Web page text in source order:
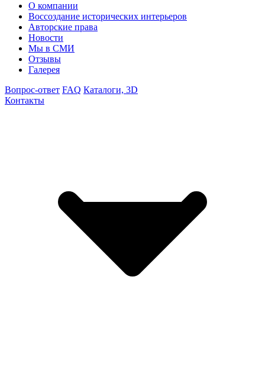
О компании
Воссоздание исторических интерьеров
Авторские права
Новости
Мы в СМИ
Отзывы
Галерея
Вопрос-ответ FAQ Каталоги, 3D
Контакты